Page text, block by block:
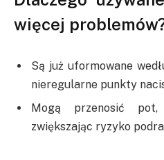
więcej
Są już uformowane
nieregularne punkty
Mogą przenosić
zwiększając ryzyko